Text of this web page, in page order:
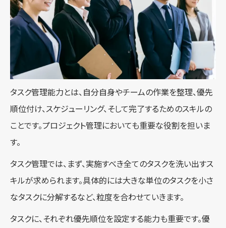
タスク管理能力とは、自分自身やチームの作業を整理、優先
順位付け、スケジューリング、そして完了するためのスキルの
ことです。プロジェクト管理においても重要な役割を担いま
す。
タスク管理では、まず、実施すべき全てのタスクを洗い出すス
キルが求められます。具体的には大きな単位のタスクを小さ
なタスクに分解するなど、粒度を合わせていきます。
タスクに、それぞれ優先順位を設定する能力も重要です。優